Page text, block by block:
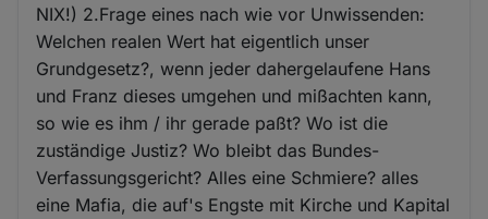
NIX!) 2.Frage eines nach wie vor Unwissenden:
Welchen realen Wert hat eigentlich unser
Grundgesetz?, wenn jeder dahergelaufene Hans
und Franz dieses umgehen und mißachten kann,
so wie es ihm / ihr gerade paßt? Wo ist die
zuständige Justiz? Wo bleibt das Bundes-
Verfassungsgericht? Alles eine Schmiere? alles
eine Mafia, die auf's Engste mit Kirche und Kapital